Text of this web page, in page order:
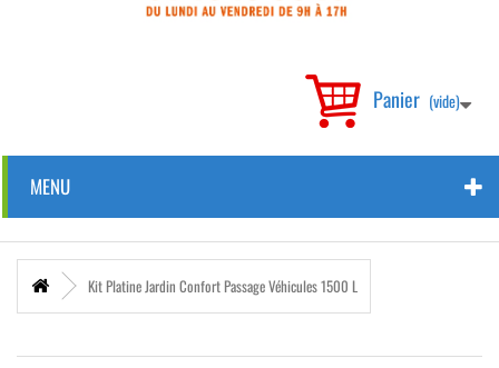
Panier (vide)
MENU
Kit Platine Jardin Confort Passage Véhicules 1500 L